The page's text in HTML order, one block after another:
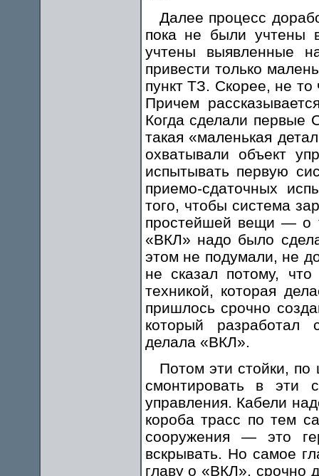
Далее процесс
пока не были учтены
учтены выявленные
привести только
пункт ТЗ. Скорее, не
Причем
Когда сделали первые
такая «маленькая
охватывали объект
испытывать первую
приемо-сдаточных
того, чтобы система
простейшей вещи — о
«ВКЛ» надо было
этом не подумали, не
не сказал потому,
техникой, которая
пришлось срочно
который разработал
делала «ВКЛ».
Потом эти стойки,
смонтировать в эти
управления. Кабели
короба трасс по тем
сооружения — это
вскрывать. Но самое
главу о «ВКЛ», срочно